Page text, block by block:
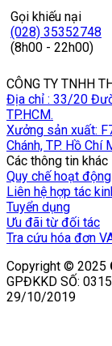
Gọi khiếu nại
(028) 35352748
(8h00 - 22h00)
CÔNG TY TNHH
Địa chỉ : 33/20
TP.HCM.
Xưởng sản xuất:
Chánh, TP. Hồ Chí
Các thông tin khác
Quy chế hoạt động
Liên hệ hợp tác
Tuyển dụng
Ưu đãi từ đối tác
Tra cứu hóa đơn
Copyright © 2025
GPĐKKD SỐ:
29/10/2019